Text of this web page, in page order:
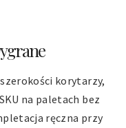
korytarzy,
na paletach bez
ręczna przy